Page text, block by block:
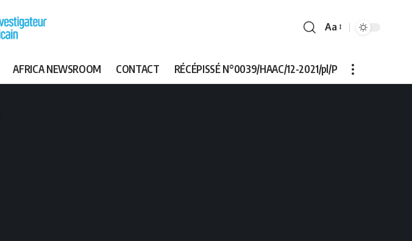
Font
Aa
AFRICA NEWSROOM CONTACT RÉCÉPISSÉ N°0039/HAAC/12-2021/pl/P